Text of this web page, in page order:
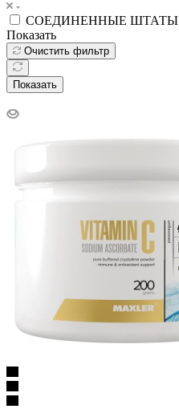
СОЕДИНЕННЫЕ ШТАТЫ
Показать
Очистить фильтр
Показать